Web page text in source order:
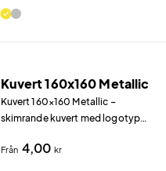
Kuvert 160x160 Metallic
Kuvert 160×160 Metallic –
skimrande kuvert med logotyp
(160×160 mm) i Metallic 130 g/m²
Från 4,00 kr